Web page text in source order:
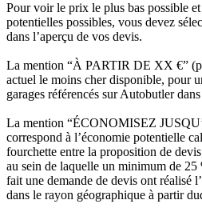
Pour voir le prix le plus bas possible
potentielles possibles, vous devez
dans l’aperçu de vos devis.
La mention “À PARTIR DE XX €”
actuel le moins cher disponible, pour
garages référencés sur Autobutler
La mention “ÉCONOMISEZ
correspond à l’économie potentielle
fourchette entre la proposition de
au sein de laquelle un minimum de 25
fait une demande de devis ont réalisé
dans le rayon géographique à partir